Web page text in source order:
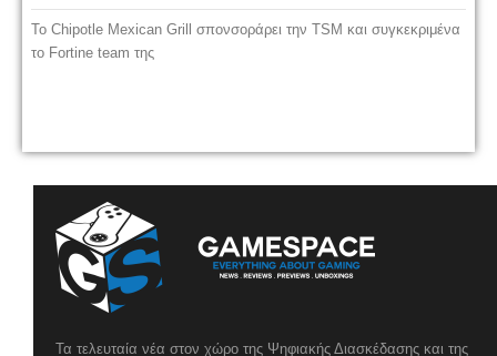
Το Chipotle Mexican Grill σπονσοράρει την TSM και συγκεκριμένα
το Fortine team της
Τα τελευταία νέα στον χώρο της Ψηφιακής Διασκέδασης και της